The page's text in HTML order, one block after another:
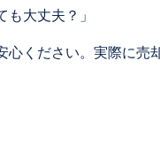
大丈夫？」
ください。実際に